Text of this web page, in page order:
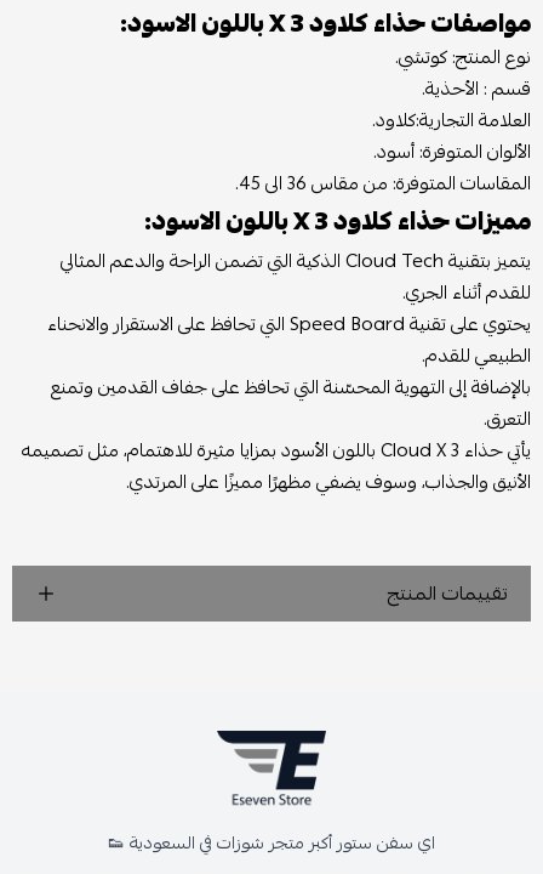
مواصفات حذاء كلاود X 3 باللون الاسود:
نوع المنتج: كوتشي.
قسم : الأحذية.
العلامة التجارية:كلاود.
الألوان المتوفرة: أسود.
المقاسات المتوفرة: من مقاس 36 الى 45.
مميزات حذاء كلاود X 3 باللون الاسود:
يتميز بتقنية Cloud Tech الذكية التي تضمن الراحة والدعم المثالي
للقدم أثناء الجري.
يحتوي على تقنية Speed Board التي تحافظ على الاستقرار والانحناء
الطبيعي للقدم.
بالإضافة إلى التهوية المحسّنة التي تحافظ على جفاف القدمين وتمنع
التعرق.
يأتي حذاء Cloud X 3 باللون الأسود بمزايا مثيرة للاهتمام، مثل تصميمه
الأنيق والجذاب، وسوف يضفي مظهرًا مميزًا على المرتدي.
تقييمات المنتج
اي سفن ستور أكبر متجر شوزات في السعودية 👟